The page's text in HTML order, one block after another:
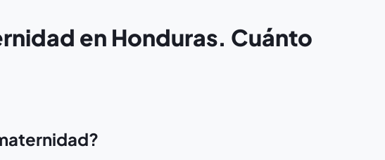
en Honduras. Cuánto